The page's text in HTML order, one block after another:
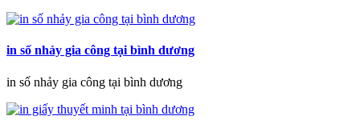
in số nhảy gia công tại bình dương
in số nhảy gia công tại bình dương